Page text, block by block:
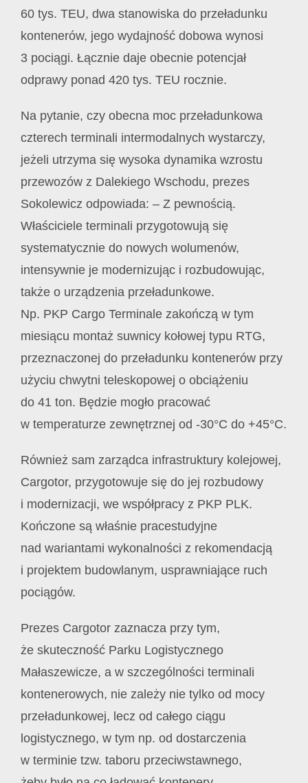
60 tys. TEU, dwa stanowiska do przeładunku
kontenerów, jego wydajność dobowa wynosi
3 pociągi. Łącznie daje obecnie potencjał
odprawy ponad 420 tys. TEU rocznie.
Na pytanie, czy obecna moc przeładunkowa
czterech terminali intermodalnych wystarczy,
jeżeli utrzyma się wysoka dynamika wzrostu
przewozów z Dalekiego Wschodu, prezes
Sokolewicz odpowiada: – Z pewnością.
Właściciele terminali przygotowują się
systematycznie do nowych wolumenów,
intensywnie je modernizując i rozbudowując,
także o urządzenia przeładunkowe.
Np. PKP Cargo Terminale zakończą w tym
miesiącu montaż suwnicy kołowej typu RTG,
przeznaczonej do przeładunku kontenerów przy
użyciu chwytni teleskopowej o obciążeniu
do 41 ton. Będzie mogło pracować
w temperaturze zewnętrznej od -30°C do +45°C.
Również sam zarządca infrastruktury kolejowej,
Cargotor, przygotowuje się do jej rozbudowy
i modernizacji, we współpracy z PKP PLK.
Kończone są właśnie pracestudyjne
nad wariantami wykonalności z rekomendacją
i projektem budowlanym, usprawniające ruch
pociągów.
Prezes Cargotor zaznacza przy tym,
że skuteczność Parku Logistycznego
Małaszewicze, a w szczególności terminali
kontenerowych, nie zależy nie tylko od mocy
przeładunkowej, lecz od całego ciągu
logistycznego, w tym np. od dostarczenia
w terminie tzw. taboru przeciwstawnego,